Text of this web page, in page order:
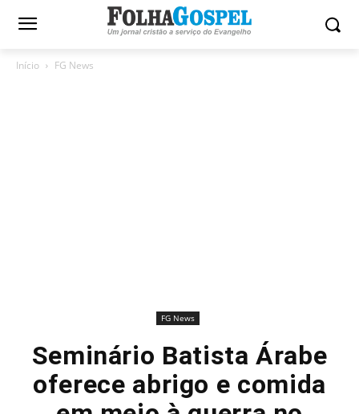
Início FG News
FG News
Seminário Batista Árabe
oferece abrigo e comida